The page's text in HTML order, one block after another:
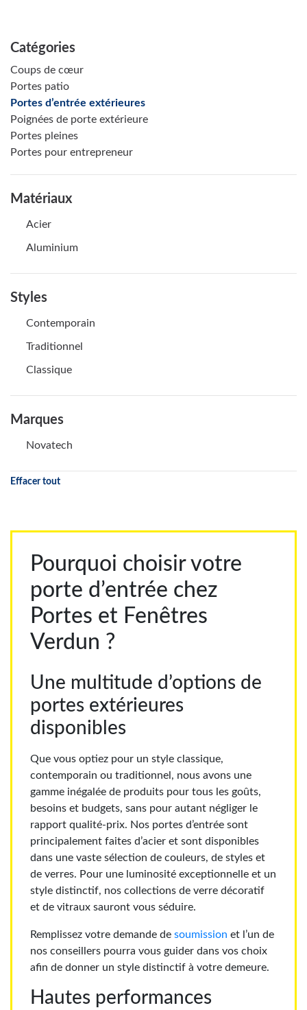
Catégories
Coups de cœur
Portes patio
Portes d’entrée extérieures
Poignées de porte extérieure
Portes pleines
Portes pour entrepreneur
Matériaux
Acier
Aluminium
Styles
Contemporain
Traditionnel
Classique
Marques
Novatech
Effacer tout
Pourquoi choisir votre
porte d’entrée chez
Portes et Fenêtres
Verdun ?
Une multitude d’options de
portes extérieures
disponibles
Que vous optiez pour un style classique,
contemporain ou traditionnel, nous avons une
gamme inégalée de produits pour tous les goûts,
besoins et budgets, sans pour autant négliger le
rapport qualité-prix. Nos portes d’entrée sont
principalement faites d’acier et sont disponibles
dans une vaste sélection de couleurs, de styles et
de verres. Pour une luminosité exceptionnelle et un
style distinctif, nos collections de verre décoratif
et de vitraux sauront vous séduire.
Remplissez votre demande desoumission et l’un de
nos conseillers pourra vous guider dans vos choix
afin de donner un style distinctif à votre demeure.
Hautes performances